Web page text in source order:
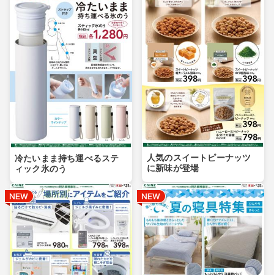
冷たいまま持ち運べるステ
ィック氷のう
人気のスイートピーナッツ
に新味が登場